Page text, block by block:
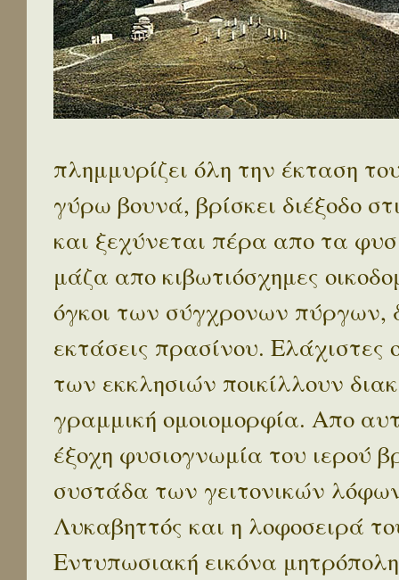
πλημμυρίζει όλη την έκταση
γύρω βουνά, βρίσκει διέξοδο
και ξεχύνεται πέρα απο τα
μάζα απο κιβωτιόσχημες
όγκοι των σύγχρονων πύργων,
εκτάσεις πρασίνου.
των εκκλησιών ποικίλλουν
γραμμική ομοιομορφία. Απο
έξοχη φυσιογνωμία του ιερού
συστάδα των γειτονικών
Λυκαβηττός και η λοφοσειρά
Εντυπωσιακή εικόνα